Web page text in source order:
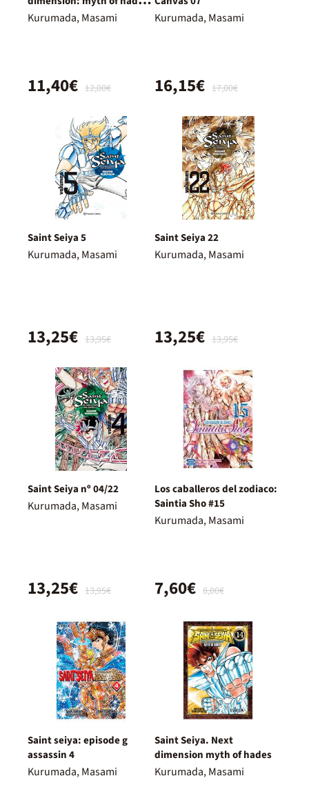
9
Kurumada, Masami
12,00€
11,40€
Kurumada, Masami
17,00€
16,15€
Saint Seiya 5
Kurumada, Masami
13,95€
13,25€
Saint Seiya 22
Kurumada, Masami
13,95€
13,25€
Saint Seiya nº 04/22
Kurumada, Masami
13,95€
13,25€
Los caballeros del zodiaco:
Saintia Sho #15
Kurumada, Masami
8,00€
7,60€
Saint seiya: episode g
assassin 4
Kurumada, Masami
Saint Seiya. Next
dimension myth of hades
Kurumada, Masami